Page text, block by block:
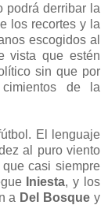
podrá derribar la
los recortes y la
escogidos al
vista que estén
sin que por
de la
El lenguaje
al puro viento
casi siempre
Iniesta, y los
a Del Bosque y